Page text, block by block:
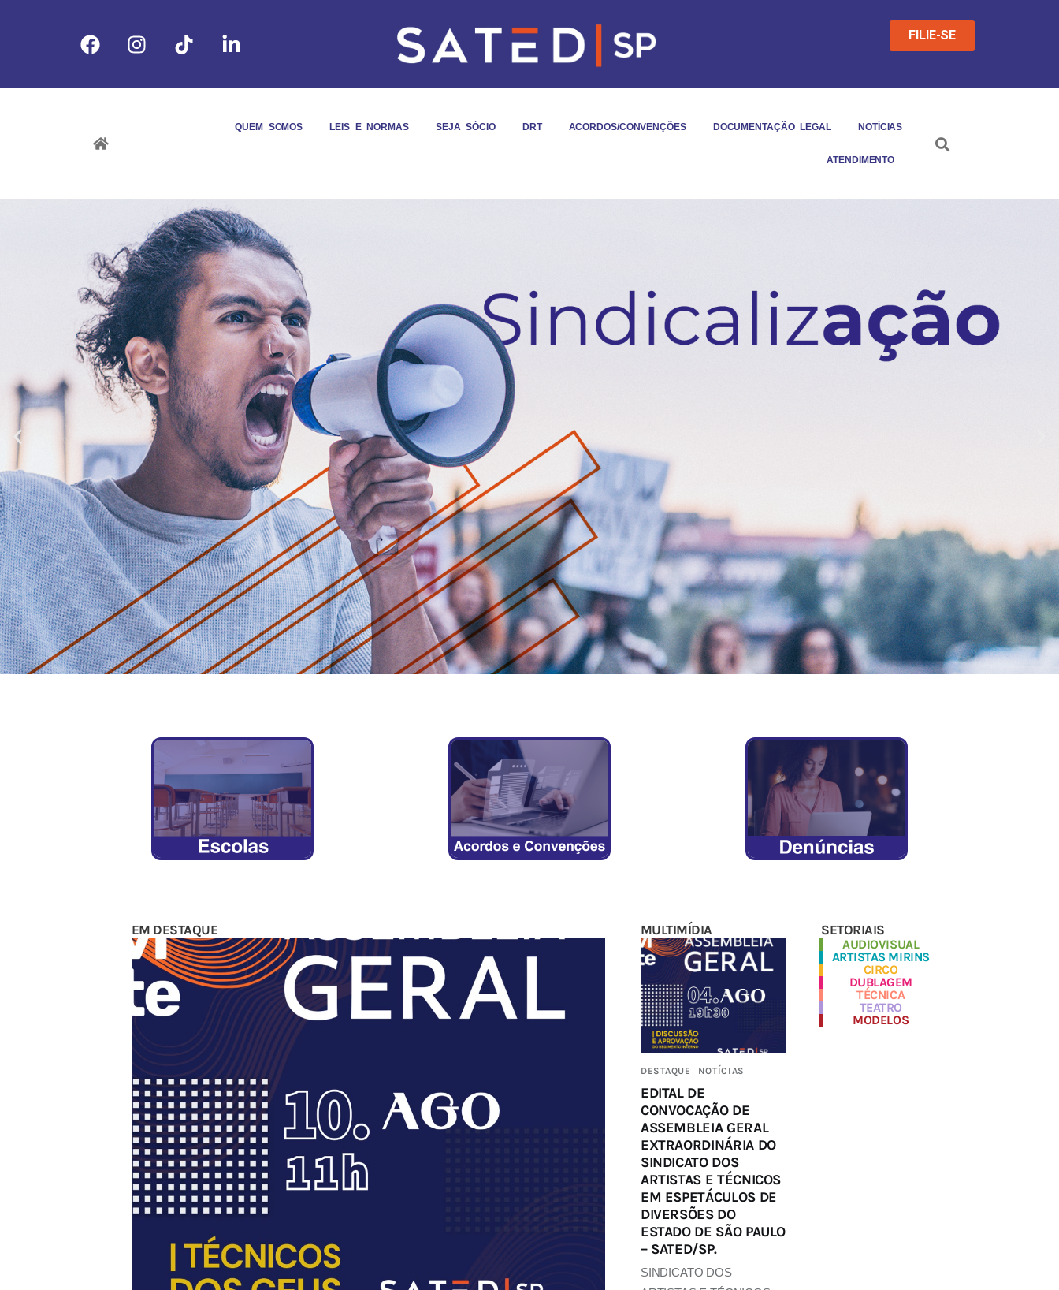
FILIE-SE
QUEM SOMOS LEIS E NORMAS SEJA SÓCIO DRT ACORDOS/CONVENÇÕES DOCUMENTAÇÃO LEGAL NOTÍCIAS
ATENDIMENTO
EM DESTAQUE MULTIMÍDIA
DESTAQUE NOTÍCIAS
EDITAL DE
CONVOCAÇÃO DE
ASSEMBLEIA GERAL
EXTRAORDINÁRIA DO
SINDICATO DOS
ARTISTAS E TÉCNICOS
EM ESPETÁCULOS DE
DIVERSÕES DO
ESTADO DE SÃO PAULO
– SATED/SP.
SINDICATO DOS
SETORIAIS
AUDIOVISUAL
ARTISTAS MIRINS
CIRCO
DUBLAGEM
TÉCNICA
TEATRO
MODELOS